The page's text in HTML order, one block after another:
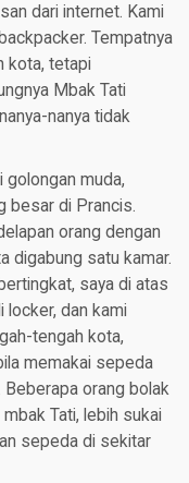
dari internet. Kami
Tempatnya
kota, tetapi
Mbak Tati
nanya tidak
golongan muda,
besar di Prancis.
orang dengan
digabung satu kamar.
saya di atas
locker, dan kami
tengah kota,
memakai sepeda
Beberapa orang bolak
Tati, lebih sukai
sepeda di sekitar